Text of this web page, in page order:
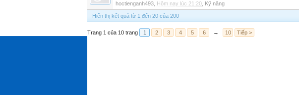
hoctienganh493 Hôm nay lúc 21:20 Kỹ năng
Hiển thị kết quả từ 1 đến 20 của 200
Trang 1 của 10 trang 1 2 3 4 5 6 → 10 Tiếp >